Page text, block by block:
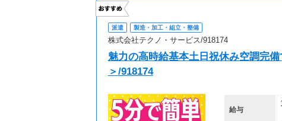
派遣 製造・加工・組立・整備
株式会社テクノ・サービス/918174
魅力の高時給基本土日祝休み空調完
＞/918174
給与